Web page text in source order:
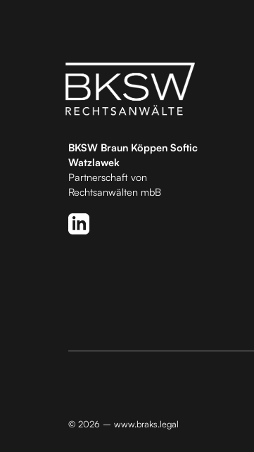
BKSW Braun Köppen Softic
Watzlawek
Partnerschaft von
Rechtsanwälten mbB
© 2026 – www.braks.legal